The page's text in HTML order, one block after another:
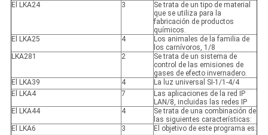
El LKA24
3
Se trata de un tipo de material
que se utiliza para la
fabricación de productos
químicos.
El LKA25
4
Los animales de la familia de
los carnívoros, 1/8
LKA281
2
Se trata de un sistema de
control de las emisiones de
gases de efecto invernadero.
El LKA39
4
La luz universal SI-1/1-4/4
El LKA4
7
Las aplicaciones de la red IP
LAN/8, incluidas las redes IP
El LKA44
4
Se trata de una combinación de
las siguientes características:
El LKA6
3
El objetivo de este programa es: